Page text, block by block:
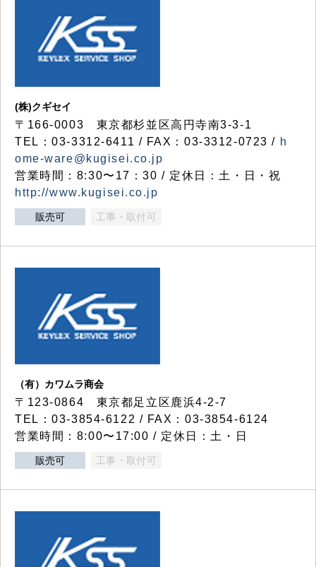
(株)クギセイ
〒166-0003 東京都杉並区高円寺南3-3-1
TEL：03-3312-6411 / FAX：03-3312-0723 / h
ome-ware@kugisei.co.jp
営業時間：8:30〜17：30 / 定休日：土・日・祝
http://www.kugisei.co.jp
販売可 工事・取付可
（有）カワムラ商会
〒123-0864 東京都足立区鹿浜4-2-7
TEL：03-3854-6122 / FAX：03-3854-6124
営業時間：8:00〜17:00 / 定休日：土・日
販売可 工事・取付可